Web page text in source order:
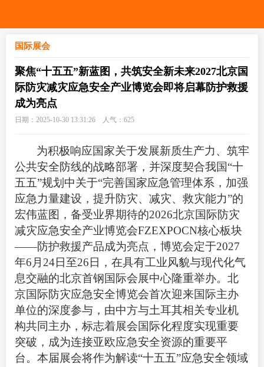
国际展会
聚焦“十五五”新蓝图，共筑安全新未来2027北京国
际防灾减灾应急安全产业博览会即将启幕防护救援
成为亮点
日期：2025-10-30 13:31:26 人气： 625
为积极响应国家关于发展新质生产力、筑牢
公共安全防线的战略部署，并深度契合我国“十
五五”规划中关于“完善国家应急管理体系，加强
应急力量建设，提升防灾、减灾、救灾能力”的
宏伟蓝图，备受业界期待的2026北京国际防灾
减灾应急安全产业博览会FZEXPOCN核心板块
——防护救援产品成为亮点，博览会定于2027
年6月24日至26日，在具有工业风貌与现代化气
息交融的北京首钢国际会展中心隆重举办。北
京国际防灾应急安全博览会首次迎来国际主办
单位的深度参与，由中方与土耳其相关专业机
构共同主办，标志着展会国际化程度实现重要
突破，成为连接亚欧应急安全资源的重要平
台。本届展会将作为解读“十五五”应急安全领域